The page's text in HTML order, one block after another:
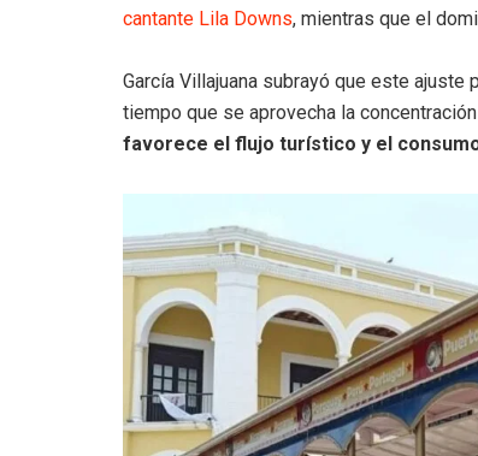
cantante Lila Downs, mientras que el
García Villajuana subrayó que este
tiempo que se aprovecha la
favorece el flujo turístico y el